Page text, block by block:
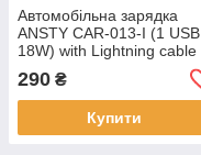
Автомобільна зарядка
ANSTY CAR-013-I (1 USB
18W) with Lightning cable
290 ₴
Купити